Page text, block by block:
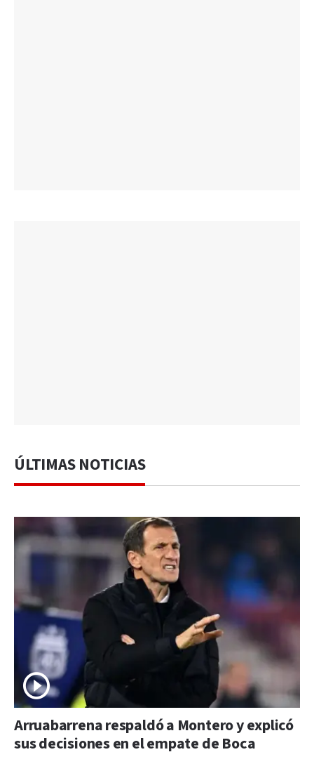
ÚLTIMAS NOTICIAS
Arruabarrena respaldó a Montero y explicó
sus decisiones en el empate de Boca